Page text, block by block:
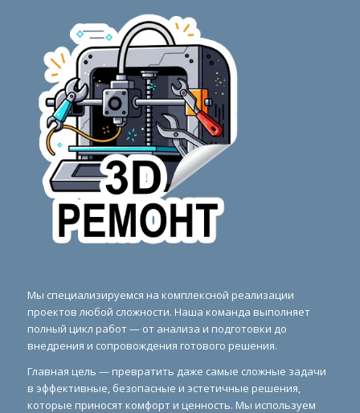
Мы специализируемся на комплексной реализации
проектов любой сложности. Наша команда выполняет
полный цикл работ — от анализа и подготовки до
внедрения и сопровождения готового решения.
Главная цель — превратить даже самые сложные задачи
в эффективные, безопасные и эстетичные решения,
которые приносят комфорт и ценность. Мы используем